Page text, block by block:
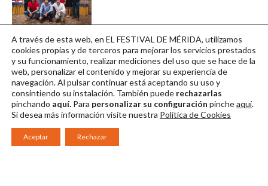
Hécuba. Rueda de
prensa.
Descargar en alta
A través de esta web, en EL FESTIVAL DE MÉRIDA, utilizamos
cookies propias y de terceros para mejorar los servicios prestados
y su funcionamiento, realizar mediciones del uso que se hace de la
web, personalizar el contenido y mejorar su experiencia de
navegación. Al pulsar continuarestá aceptando su uso y
consintiendo su instalación. También puede rechazarlas
pinchando aquí. Para personalizar su configuración pincheaquí.
Si desea más información visite nuestra Política de Cookies
Aceptar Rechazar